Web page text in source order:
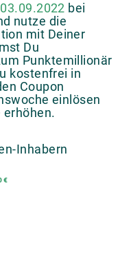
bei
nutze die
mit Deiner
Du
Punktemillionär
kostenfrei in
Coupon
einlösen
erhöhen.
Inhabern
€